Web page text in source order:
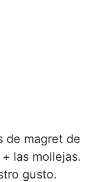
de magret de
las mollejas.
gusto.